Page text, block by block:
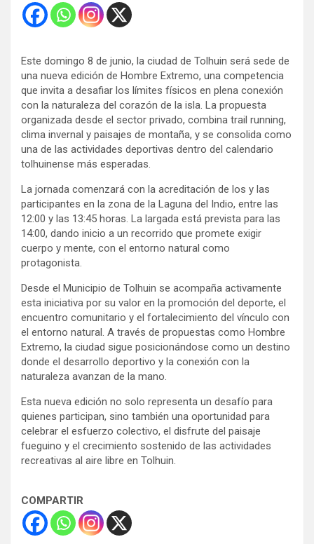
Este domingo 8 de junio, la ciudad de Tolhuin será sede de
una nueva edición de Hombre Extremo, una competencia
que invita a desafiar los límites físicos en plena conexión
con la naturaleza del corazón de la isla. La propuesta
organizada desde el sector privado, combina trail running,
clima invernal y paisajes de montaña, y se consolida como
una de las actividades deportivas dentro del calendario
tolhuinense más esperadas.
La jornada comenzará con la acreditación de los y las
participantes en la zona de la Laguna del Indio, entre las
12:00 y las 13:45 horas. La largada está prevista para las
14:00, dando inicio a un recorrido que promete exigir
cuerpo y mente, con el entorno natural como
protagonista.
Desde el Municipio de Tolhuin se acompaña activamente
esta iniciativa por su valor en la promoción del deporte, el
encuentro comunitario y el fortalecimiento del vínculo con
el entorno natural. A través de propuestas como Hombre
Extremo, la ciudad sigue posicionándose como un destino
donde el desarrollo deportivo y la conexión con la
naturaleza avanzan de la mano.
Esta nueva edición no solo representa un desafío para
quienes participan, sino también una oportunidad para
celebrar el esfuerzo colectivo, el disfrute del paisaje
fueguino y el crecimiento sostenido de las actividades
recreativas al aire libre en Tolhuin.
COMPARTIR